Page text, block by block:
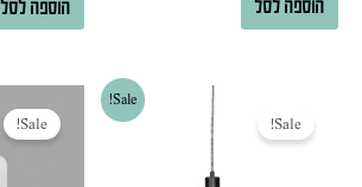
הוספה לסל הוספה לסל
Sale!
Sale!
המקורי
היה:
הנוכחי
הוא:
₪500.00.
Sale!
המקורי
היה: